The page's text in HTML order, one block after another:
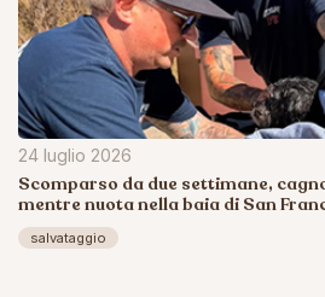
24 luglio 2026
Scomparso da due settimane,
mentre nuota nella baia di San
salvataggio